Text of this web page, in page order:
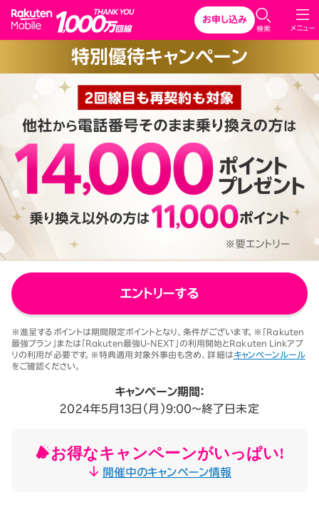
Rakuten Mobile
メニュー
検索
お申し込み
特別優待キャンペーン
エントリーする
※進呈するポイントは期間限定ポイントとなり、条件がございます。※「Rakuten
最強プラン」または「Rakuten最強U-NEXT」の利用開始とRakuten Linkアプ
リの利用が必要です。※特典適用対象外事由も含め、詳細はキャンペーンルール
をご確認ください。
キャンペーン期間：
2024年5月13日（月）9:00～終了日未定
お得なキャンペーンがいっぱい!
開催中のキャンペーン情報
※1 同一名義で累計5回線以上ご契約の場合、2025年11月19日より1回
線につき3,500円（税込3,850円、開通翌々月に確定）。「累計」とは、楽
天モバイルがサービスを本格開始した2020年4月8日以降に契約され
たすべての回線（解約済みの回線も含む）の合計数を指します。
C
l
s
e